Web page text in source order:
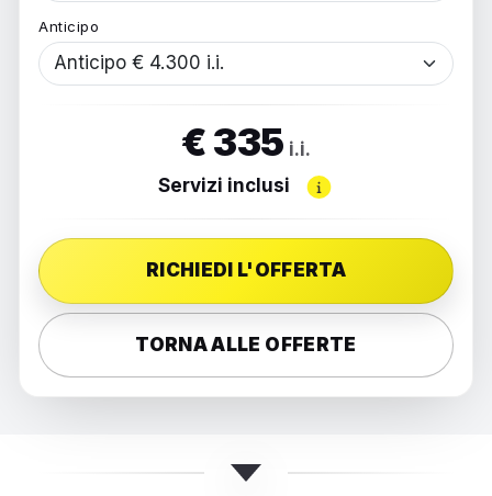
Anticipo
€ 335 i.i.
Servizi inclusi
RICHIEDI L'OFFERTA
TORNA ALLE OFFERTE